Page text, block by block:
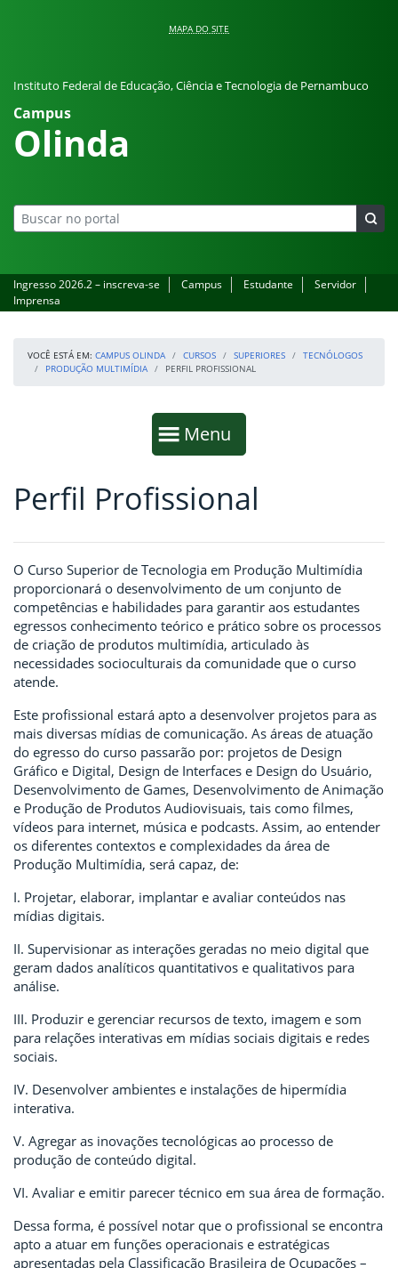
MAPA DO SITE
Instituto Federal de Educação, Ciência e Tecnologia de Pernambuco
Campus
Olinda
Ingresso 2026.2 – inscreva-se Campus Estudante
Servidor
Imprensa
VOCÊ ESTÁ EM: CAMPUS OLINDA CURSOS SUPERIORES
TECNÓLOGOS
PRODUÇÃO MULTIMÍDIA
PERFIL PROFISSIONAL
Mostrar
Menu
Fim da navegação
Início do conteúdo
Perfil Profissional
O Curso Superior de Tecnologia em Produção Multimídia
proporcionará o desenvolvimento de um conjunto de
competências e habilidades para garantir aos estudantes
egressos conhecimento teórico e prático sobre os processos
de criação de produtos multimídia, articulado às
necessidades socioculturais da comunidade que o curso
atende.
Este profissional estará apto a desenvolver projetos para as
mais diversas mídias de comunicação. As áreas de atuação
do egresso do curso passarão por: projetos de Design
Gráfico e Digital, Design de Interfaces e Design do Usuário,
Desenvolvimento de Games, Desenvolvimento de Animação
e Produção de Produtos Audiovisuais, tais como filmes,
vídeos para internet, música e podcasts. Assim, ao entender
os diferentes contextos e complexidades da área de
Produção Multimídia, será capaz, de:
I. Projetar, elaborar, implantar e avaliar conteúdos nas
mídias digitais.
II. Supervisionar as interações geradas no meio digital que
geram dados analíticos quantitativos e qualitativos para
análise.
III. Produzir e gerenciar recursos de texto, imagem e som
para relações interativas em mídias sociais digitais e redes
sociais.
IV. Desenvolver ambientes e instalações de hipermídia
interativa.
V. Agregar as inovações tecnológicas ao processo de
produção de conteúdo digital.
VI. Avaliar e emitir parecer técnico em sua área de formação.
Dessa forma, é possível notar que o profissional se encontra
apto a atuar em funções operacionais e estratégicas
apresentadas pela Classificação Brasileira de Ocupações –